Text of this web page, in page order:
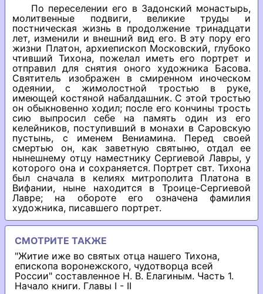
По переселении его в Задонский монастырь,
молитвенные подвиги, великие труды и
постническая жизнь в продолжение тринадцати
лет, изменили и внешний вид его. В эту пору его
жизни Платон, архиепископ Московский, глубоко
чтивший Тихона, пожелал иметь его портрет и
отправил для снятия оного художника Басова.
Святитель изображен в смиренном иноческом
одеянии, с жимолостной тростью в руке,
имеющей костяной набалдашник. С этой тростью
он обыкновенно ходил; после его кончины трость
сию выпросил себе на память один из его
келейников, поступивший в монахи в Саровскую
пустынь, с именем Вениамина. Перед своей
смертью он, как заветную святыню, отдал ее
нынешнему отцу наместнику Сергиевой Лавры, у
которого она и сохраняется. Портрет свт. Тихона
был сначала в келиях митрополита Платона в
Вифании, ныне находится в Троице-Сергиевой
Лавре; на обороте его означена фамилия
художника, писавшего портрет.
СМОТРИТЕ ТАКЖЕ
"Житие иже во святых отца нашего Тихона,
епископа воронежского, чудотворца всей
России" составленное Н. В. Елагиным. Часть 1.
Начало книги. Главы I - II